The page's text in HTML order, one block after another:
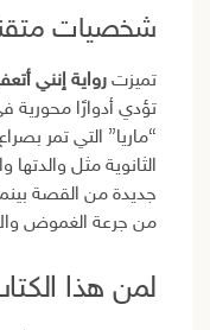
شخصيات
تميزت رواية إنني
تؤدي أدوارًا
“ماريا” التي تمر
الثانوية مثل
جديدة من القصة
من جرعة الغموض
لمن هذا